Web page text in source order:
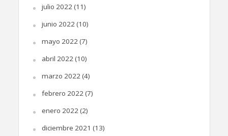
julio 2022(11)
junio 2022(10)
mayo 2022(7)
abril 2022(10)
marzo 2022(4)
febrero 2022(7)
enero 2022(2)
diciembre 2021 (13)